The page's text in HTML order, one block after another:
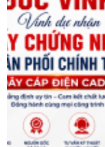
hợp với các cảm
Matter để đèn tự
có người đột
động cho ngôi
Tuổi thọ của sản
dụng, tương
cần thay thế.
rác thải điện tử,